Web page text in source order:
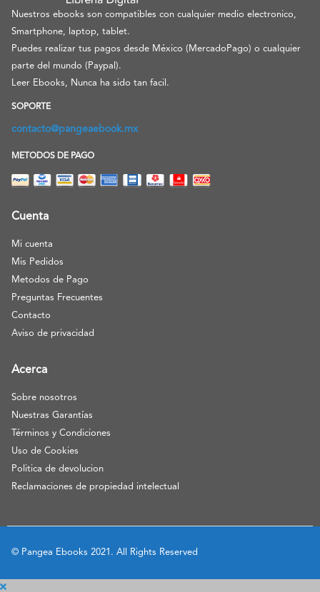
Nuestros ebooks son compatibles con cualquier medio electronico,
Smartphone, laptop, tablet.
Puedes realizar tus pagos desde México (MercadoPago) o cualquier
parte del mundo (Paypal).
Leer Ebooks, Nunca ha sido tan facil.
SOPORTE
contacto@pangeaebook.mx
METODOS DE PAGO
Cuenta
Mi cuenta
Mis Pedidos
Metodos de Pago
Preguntas Frecuentes
Contacto
Aviso de privacidad
Acerca
Sobre nosotros
Nuestras Garantías
Términos y Condiciones
Uso de Cookies
Politica de devolucion
Reclamaciones de propiedad intelectual
© Pangea Ebooks 2021. All Rights Reserved